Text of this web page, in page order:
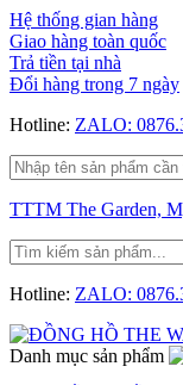
Hệ thống gian hàng
Giao hàng toàn quốc
Trả tiền tại nhà
Đổi hàng trong 7 ngày
Hotline: ZALO:
TTTM The Garden,
Hotline: ZALO:
Danh mục sản phẩm